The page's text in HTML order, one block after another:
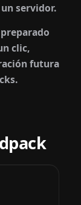
servidor.
clic,
futura